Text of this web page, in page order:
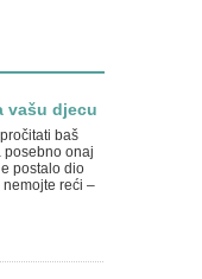
vašu djecu
baš
posebno onaj
postalo dio
reći –